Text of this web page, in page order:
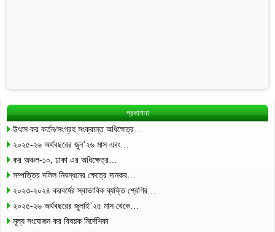
প্রকাশনা
উৎসে কর কর্তন/সংগ্রহ সংক্রান্ত অধিক্ষেত্র…
২০২৫-২৬ অর্থবছরের জুন’২৬ মাস এবং…
কর অঞ্চল-১০, ঢাকা এর অধিক্ষেত্র…
সম্পত্তির দলিল নিবন্ধনের ক্ষেত্রে দানকর…
২০২৩-২০২৪ করবর্ষের স্বাভাবিক ব্যক্তি শ্রেণির…
২০২৫-২৬ অর্থবছরের জুলাই’২৫ মাস থেকে…
মূল্য সংযোজন কর বিষয়ক নির্দেশিকা